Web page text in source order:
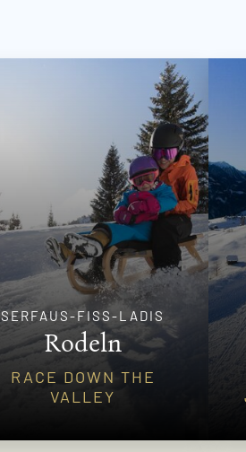
SERFAUS-FISS-LADIS
Rodeln
RACE DOWN THE
VALLEY